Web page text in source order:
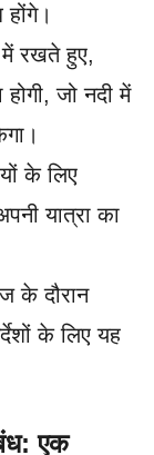
में रखते हुए,
जो नदी में
के लिए
यात्रा का
के दौरान
के लिए यह
एक